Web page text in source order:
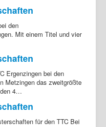
den
Mit einem Titel und vier
Ergenzingen bei den
Metzingen das zweitgrößte
4…
für den TTC Bei